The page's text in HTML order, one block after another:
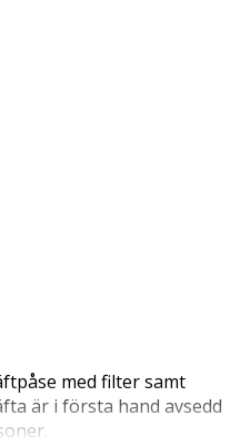
med filter samt
är i första hand avsedd